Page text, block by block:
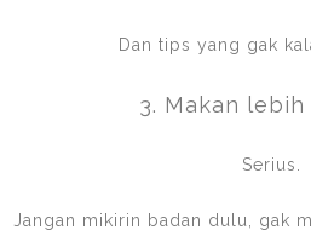
Dan tips yang gak
3. Makan lebih
Serius.
Jangan mikirin badan dulu, gak